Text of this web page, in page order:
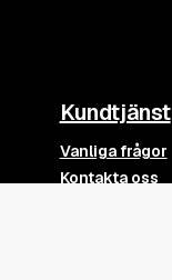
Kundtjänst
Vanliga frågor
Kontakta oss